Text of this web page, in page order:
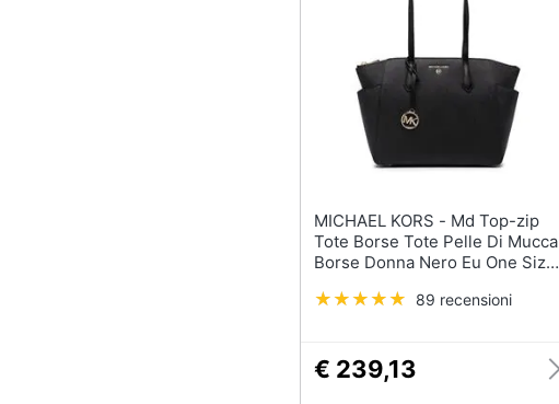
MICHAEL KORS - Md Top-zip
Tote Borse Tote Pelle Di Mucca
Borse Donna Nero Eu One Size,
89 recensioni
€ 239,13